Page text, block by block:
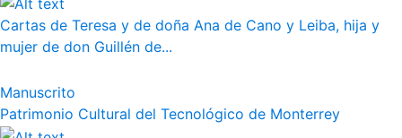
Cartas de Teresa y de doña Ana de Cano y Leiba, hija y
mujer de don Guillén de...
Manuscrito
Patrimonio Cultural del Tecnológico de Monterrey